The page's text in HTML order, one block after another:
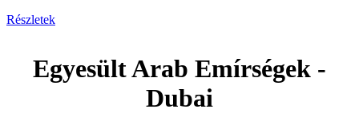
Részletek
Egyesült Arab Emírségek -
Dubai